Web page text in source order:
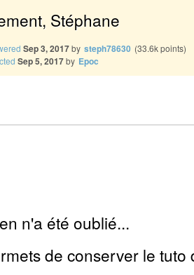
Stéphane
Sep 3, 2017by steph78630 (33.6kpoints)
Sep 5, 2017by Epoc
n'a été oublié...
de conserver le tuto